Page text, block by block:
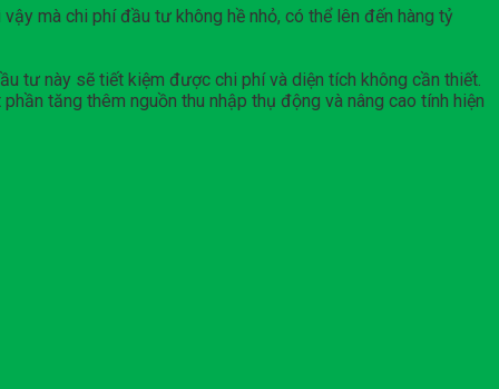
mà chi phí đầu tư không hề nhỏ, có thể lên đến hàng tỷ
tư này sẽ tiết kiệm được chi phí và diện tích không cần thiết.
tăng thêm nguồn thu nhập thụ động và nâng cao tính hiện